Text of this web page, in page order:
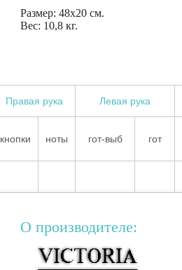
Размер: 48х20 см.
Вес: 10,8 кг.
Правая рука Левая рука
кнопки ноты гот-выб гот
О производителе: